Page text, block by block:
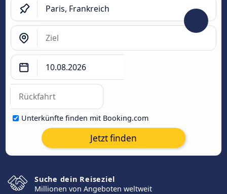
Unterkünfte finden mit Booking.com
Jetzt finden
Suche dein Reiseziel
Millionen von Angeboten weltweit